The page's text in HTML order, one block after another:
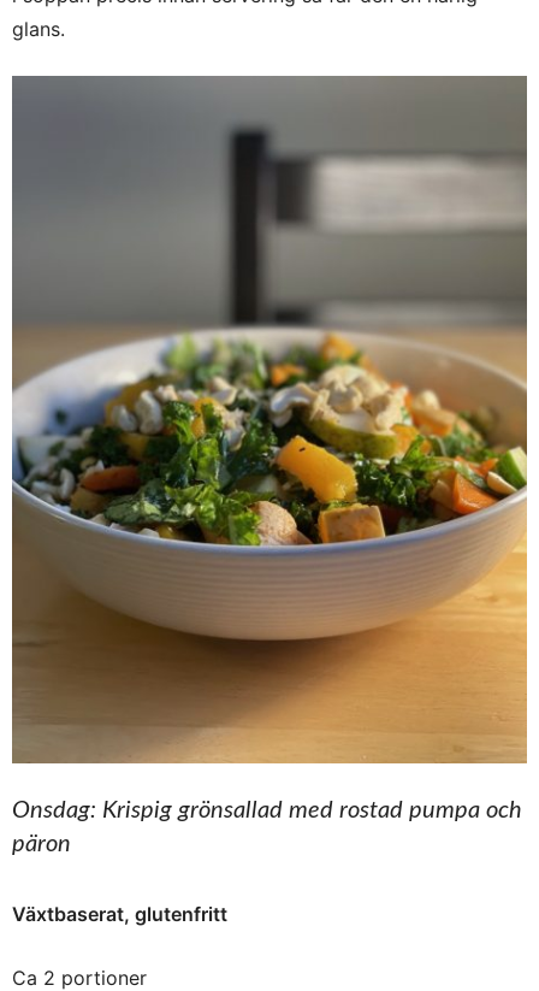
glans.
Onsdag: Krispig grönsallad med rostad pumpa och
päron
Växtbaserat, glutenfritt
Ca 2 portioner